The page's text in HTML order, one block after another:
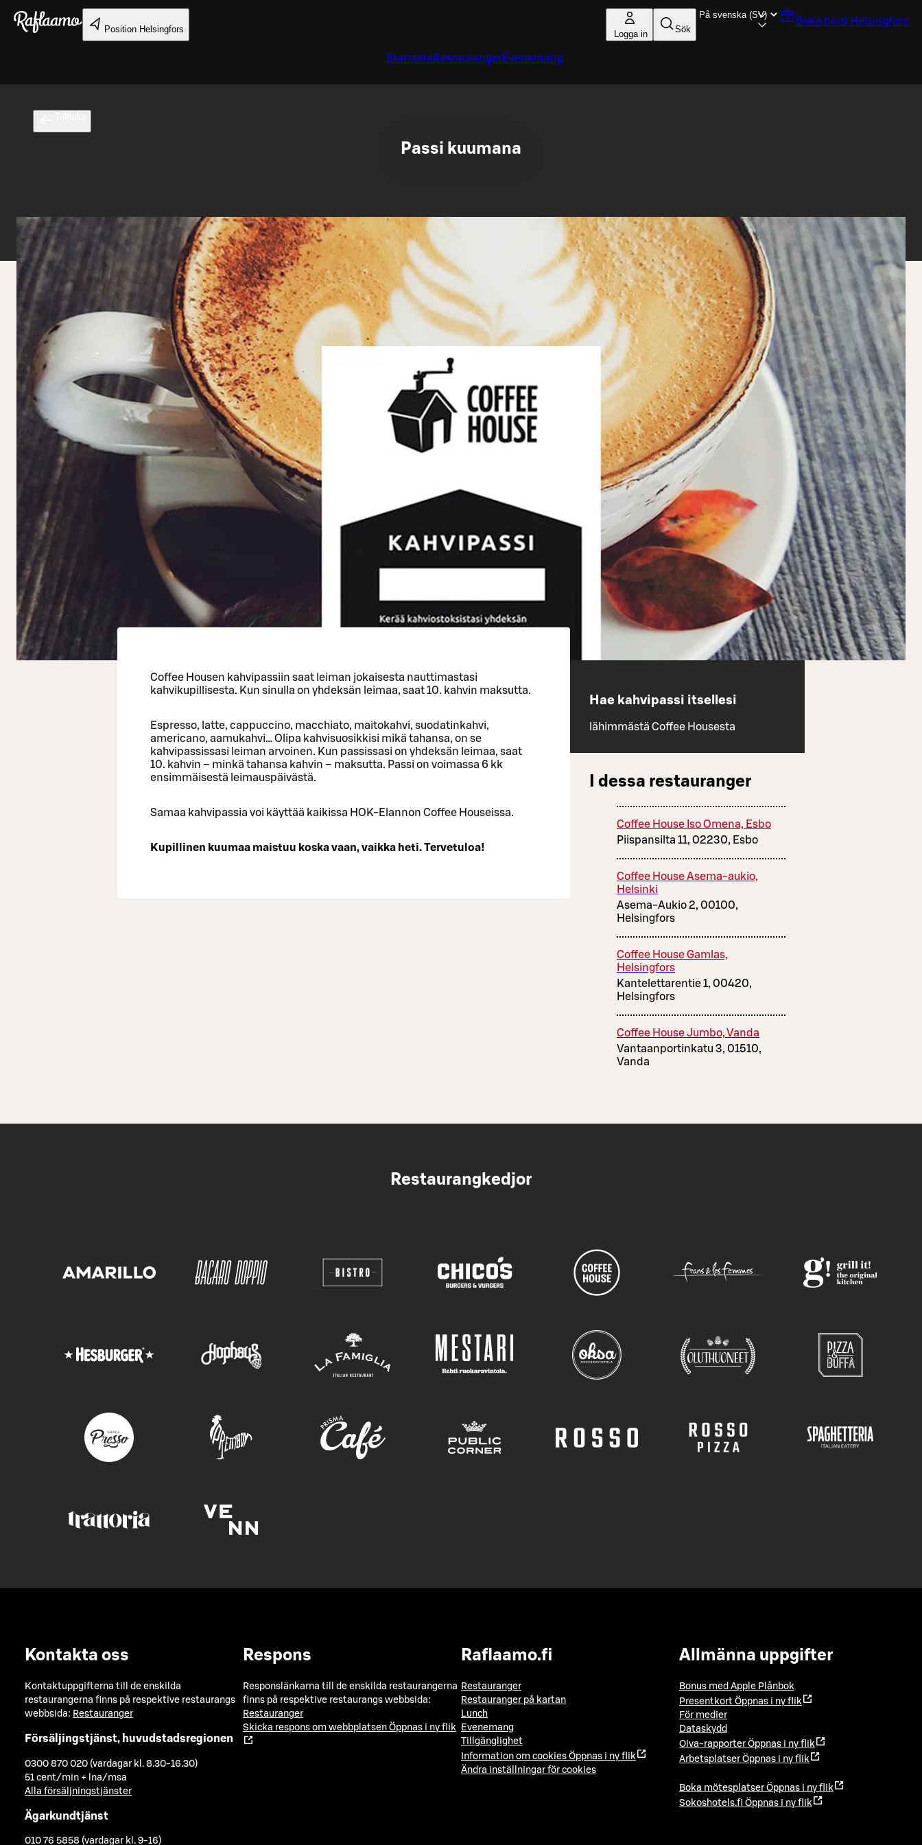
Gå till huvudinnehållet
Position Helsingfors Logga in Sök
Boka bord Helsingfors
Startsida RestaurangerEvenemang
Passi kuumana
Coffee Housen kahvipassiin saat leiman jokaisesta nauttimastasi
kahvikupillisesta. Kun sinulla on yhdeksän leimaa, saat 10. kahvin maksutta.
Espresso, latte, cappuccino, macchiato, maitokahvi, suodatinkahvi,
americano, aamukahvi… Olipa kahvisuosikkisi mikä tahansa, on se
kahvipassissasi leiman arvoinen. Kun passissasi on yhdeksän leimaa, saat
10. kahvin – minkä tahansa kahvin – maksutta. Passi on voimassa 6 kk
ensimmäisestä leimauspäivästä.
Samaa kahvipassia voi käyttää kaikissa HOK-Elannon Coffee Houseissa.
Kupillinen kuumaa maistuu koska vaan, vaikka heti. Tervetuloa!
Hae kahvipassi itsellesi
lähimmästä Coffee Housesta
I dessa restauranger
Coffee House Iso Omena, Esbo
Piispansilta 11, 02230, Esbo
Coffee House Asema-aukio,
Helsinki
Asema-Aukio 2, 00100,
Helsingfors
Coffee House Gamlas,
Helsingfors
Kantelettarentie 1, 00420,
Helsingfors
Coffee House Jumbo, Vanda
Vantaanportinkatu 3, 01510,
Vanda
Restaurangkedjor
Kontakta oss
Kontaktuppgifterna till de enskilda
restaurangerna finns på respektive restaurangs
webbsida: Restauranger
Försäljingstjänst, huvudstadsregionen
0300 870 020 (vardagar kl. 8.30-16.30)
51 cent/min + lna/msa
Alla försäljningstjänster
Ägarkundtjänst
010 76 5858 (vardagar kl. 9-16)
Respons
Responslänkarna till de enskilda restaurangerna
finns på respektive restaurangs webbsida:
Restauranger
Skicka respons om webbplatsen Öppnas i ny flik
Raflaamo.fi
Restauranger
Restauranger på kartan
Lunch
Evenemang
Tillgänglighet
Information om cookies Öppnas i ny flik
Ändra inställningar för cookies
Allmänna uppgifter
Bonus med Apple Plånbok
Presentkort Öppnas i ny flik
För medier
Dataskydd
Oiva-rapporter Öppnas i ny flik
Arbetsplatser Öppnas i ny flik
Boka mötesplatser Öppnas i ny flik
Sokoshotels.fi Öppnas i ny flik